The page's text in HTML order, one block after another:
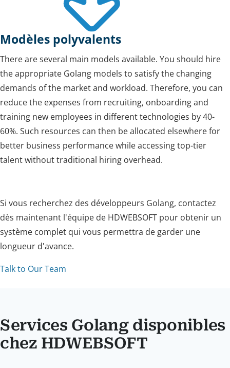
Modèles polyvalents
There are several main models available. You should hire
the appropriate Golang models to satisfy the changing
demands of the market and workload. Therefore, you can
reduce the expenses from recruiting, onboarding and
training new employees in different technologies by 40-
60%. Such resources can then be allocated elsewhere for
better business performance while accessing top-tier
talent without traditional hiring overhead.
Si vous recherchez des développeurs Golang, contactez
dès maintenant l'équipe de HDWEBSOFT pour obtenir un
système complet qui vous permettra de garder une
longueur d'avance.
Talk to Our Team
Services Golang disponibles
chez HDWEBSOFT